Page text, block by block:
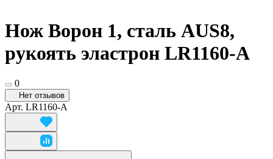
Нож Ворон 1, сталь AUS8,
рукоять эластрон LR1160-A
0
Нет отзывов
Арт. LR1160-A